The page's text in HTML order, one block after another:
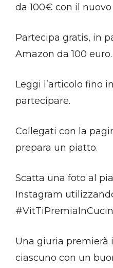
da 100€ con il
Partecipa gratis, in
Amazon da 100 euro.
Leggi l’articolo fino
partecipare.
Collegati con la
prepara un piatto.
Scatta una foto al
Instagram
Una giuria premierà
ciascuno con un